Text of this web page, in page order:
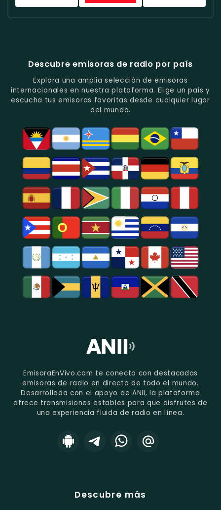
Quito.
Y
Programas
Con
Música
Del
Recuerdo
En
Quito.
Estación
De
Los
Deportes
En
Guayaquil.
Populares
Y
Folclore
En
Azogues.
Descubre emisoras de radio por país
Explora una amplia selección de emisoras
internacionales en nuestra plataforma. Elige un país y
escucha tus emisoras favoritas desde cualquier lugar
del mundo.
EmisoraEnVivo.com te conecta con destacadas
emisoras de radio en directo de todo el mundo.
Desarrollada con el apoyo de ANII, la plataforma
ofrece transmisiones estables para que disfrutes de
una experiencia fluida de radio en línea.
Descubre más